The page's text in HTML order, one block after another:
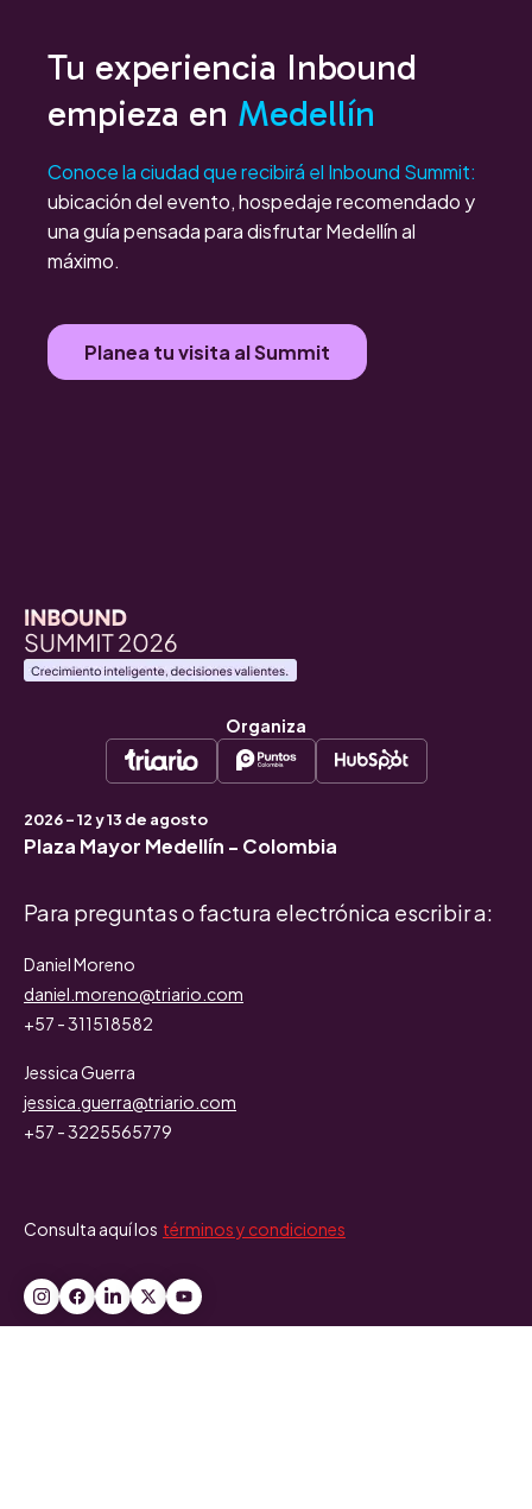
Tu experiencia Inbound
empieza en Medellín
Conoce la ciudad que recibirá el Inbound Summit:
ubicación del evento, hospedaje recomendado y
una guía pensada para disfrutar Medellín al
máximo.
Planea tu visita al Summit
Organiza
2026 - 12 y 13 de agosto
Plaza Mayor Medellín - Colombia
Para preguntas o factura electrónica escribir a:
Daniel Moreno
daniel.moreno@triario.com
+57 - 311518582
Jessica Guerra
jessica.guerra@triario.com
+57 - 3225565779
Consulta aquí los términos y condiciones